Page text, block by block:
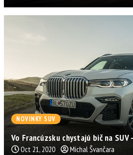
NOVINKY SUV
Vo Francúzsku chystajú bič na
Oct 21, 2020 Michal Švančara